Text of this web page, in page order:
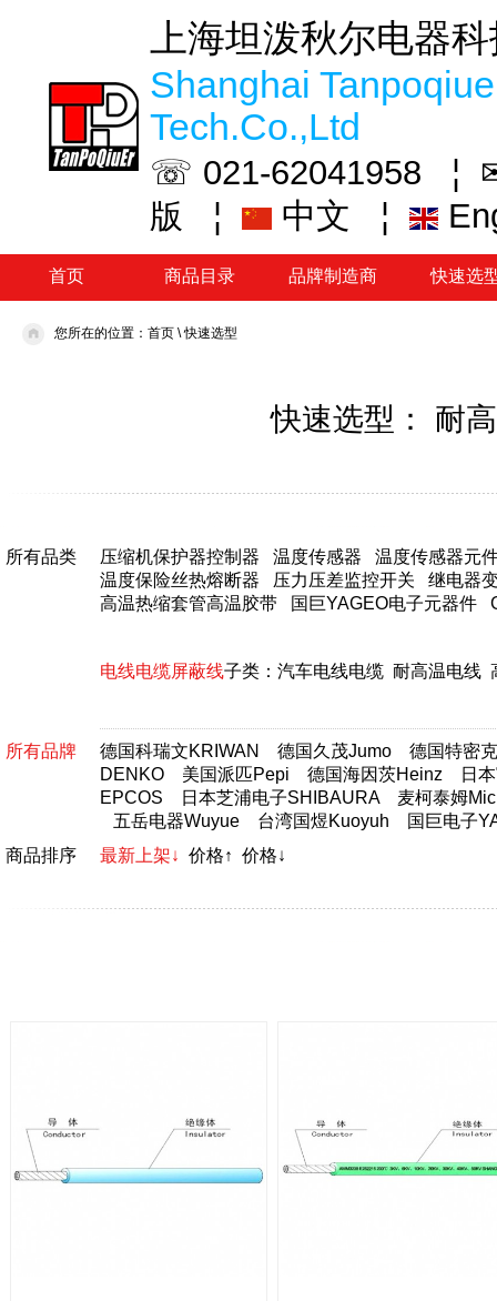
上海坦泼秋尔电器
Shanghai
Tech.Co.,Ltd
☏ 021-62041958 ¦
版
¦ 中文 ¦
首页 商品目录 品牌制造商 快速选
您所在的位置： 首页 \快速选型
快速选型： 耐
所有品类 压缩机保护器控制器 温度传感器
温度传感器元
温度保险丝热熔断器
压力压差监控开关
继电器
高温热缩套管高温胶带
国巨YAGEO电子元器件
电线电缆屏蔽线子类： 汽车电线电缆 耐高温电线
所有品牌 德国科瑞文KRIWAN 德国久茂Jumo
德国特密
DENKO
美国派匹Pepi 德国海因茨Heinz
日
EPCOS
日本芝浦电子SHIBAURA
麦柯泰姆
五岳电器Wuyue
台湾国煜Kuoyuh
国巨电子
商品排序
最新上架↓ 价格↑ 价格↓